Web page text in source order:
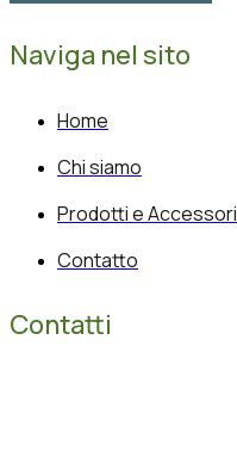
Naviga nel sito
Home
Chi siamo
Prodotti e Accessori
Contatto
Contatti